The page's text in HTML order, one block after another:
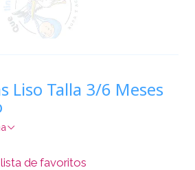
Liso Talla 3/6 Meses
de favoritos